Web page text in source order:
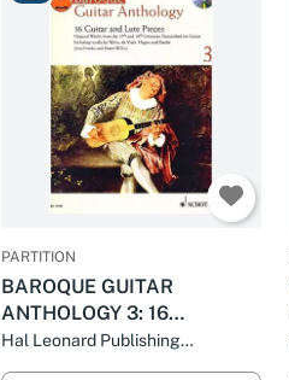
PARTITION
BAROQUE GUITAR
ANTHOLOGY 3: 16
ORIGINAL GUITAR/LUTE
PIECES TRANSCRIBED FOR
Hal Leonard Publishing